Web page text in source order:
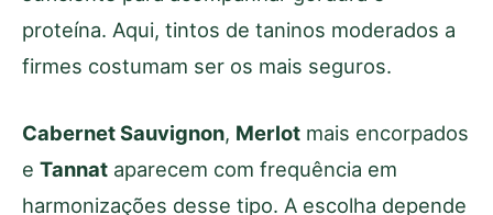
proteína. Aqui, tintos de taninos moderados a
firmes costumam ser os mais seguros.
Cabernet Sauvignon, Merlot mais encorpados
e Tannat aparecem com frequência em
harmonizações desse tipo. A escolha depende